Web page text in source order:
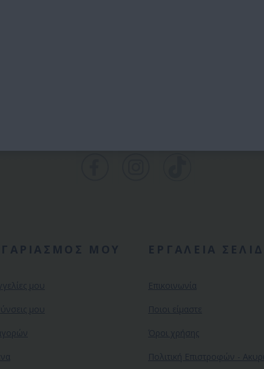
ΜΟΥ
μου
μου
ΕΡΓΑΛΕΙΑ
Επικοινωνία
Ποιοι είμαστε
Όροι χρήσης
Πολιτική Επιστροφών -